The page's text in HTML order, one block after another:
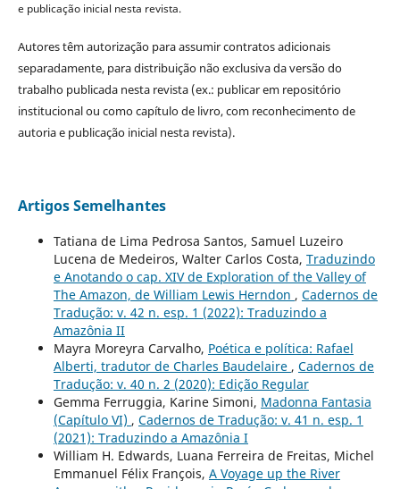
e publicação inicial nesta revista.
Autores têm autorização para assumir contratos adicionais
separadamente, para distribuição não exclusiva da versão do
trabalho publicada nesta revista (ex.: publicar em repositório
institucional ou como capítulo de livro, com reconhecimento de
autoria e publicação inicial nesta revista).
Artigos Semelhantes
Tatiana de Lima Pedrosa Santos, Samuel Luzeiro
Lucena de Medeiros, Walter Carlos Costa, Traduzindo
e Anotando o cap. XIV de Exploration of the Valley of
The Amazon, de William Lewis Herndon , Cadernos de
Tradução: v. 42 n. esp. 1 (2022): Traduzindo a
Amazônia II
Mayra Moreyra Carvalho, Poética e política: Rafael
Alberti, tradutor de Charles Baudelaire , Cadernos de
Tradução: v. 40 n. 2 (2020): Edição Regular
Gemma Ferruggia, Karine Simoni, Madonna Fantasia
(Capítulo VI) , Cadernos de Tradução: v. 41 n. esp. 1
(2021): Traduzindo a Amazônia I
William H. Edwards, Luana Ferreira de Freitas, Michel
Emmanuel Félix François, A Voyage up the River